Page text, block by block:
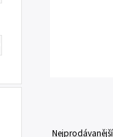
Nejprodávanější